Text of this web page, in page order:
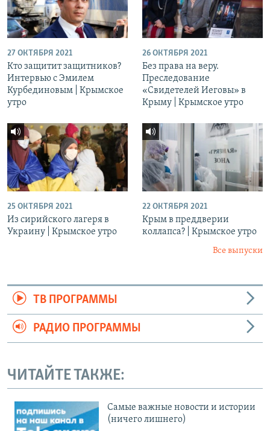
27 ОКТЯБРЯ 2021
Кто защитит защитников?
Интервью с Эмилем
Курбединовым | Крымское
утро
26 ОКТЯБРЯ 2021
Без права на веру.
Преследование
«Свидетелей Иеговы» в
Крыму | Крымское утро
25 ОКТЯБРЯ 2021
Из сирийского лагеря в
Украину | Крымское утро
22 ОКТЯБРЯ 2021
Крым в преддверии
коллапса? | Крымское утро
Все выпуски
ТВ ПРОГРАММЫ
РАДИО ПРОГРАММЫ
ЧИТАЙТЕ ТАКЖЕ:
Cамые важные новости и истории
(ничего лишнего)